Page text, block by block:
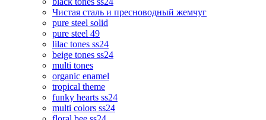
Чистая сталь и пресноводный жемчуг
pure steel solid
pure steel 49
lilac tones ss24
beige tones ss24
multi tones
organic enamel
tropical theme
funky hearts ss24
multi colors ss24